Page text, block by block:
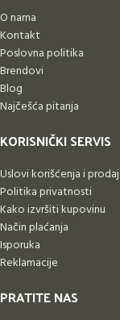
O nama
Kontakt
Poslovna politika
Brendovi
Blog
Najčešća pitanja
KORISNIČKI SERVIS
Uslovi korišćenja i
Politika privatnosti
Kako izvršiti kupovinu
Način plaćanja
Isporuka
Reklamacije
PRATITE NAS